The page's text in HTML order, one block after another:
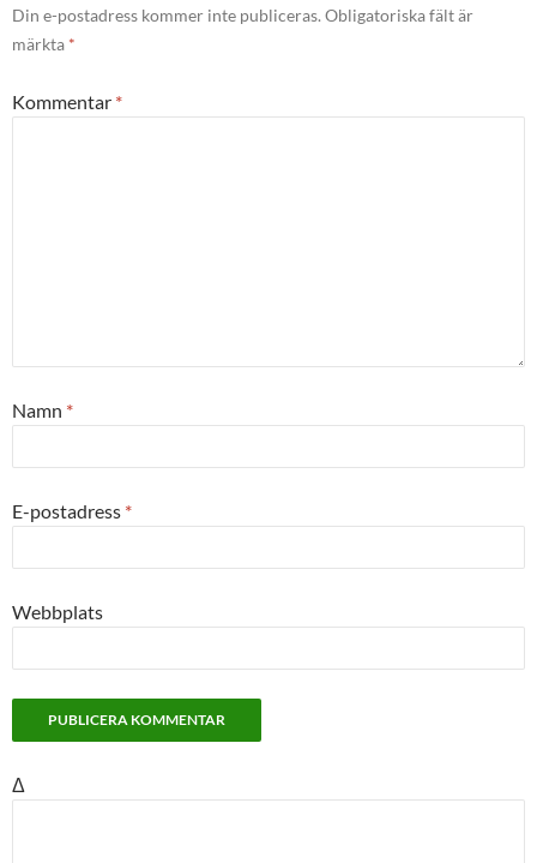
Din e-postadress kommer inte publiceras. Obligatoriska fält är
märkta *
Kommentar *
Namn *
E-postadress *
Webbplats
Δ